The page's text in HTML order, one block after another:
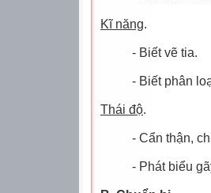
Kĩ năng.
- Biết vẽ tia.
- Biết phân
Thái độ.
- Cẩn thận,
- Phát biểu